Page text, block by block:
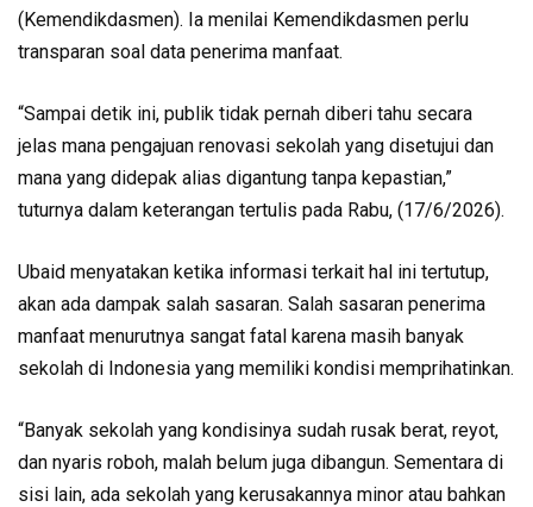
(Kemendikdasmen). Ia menilai Kemendikdasmen perlu
transparan soal data penerima manfaat.
“Sampai detik ini, publik tidak pernah diberi tahu secara
jelas mana pengajuan renovasi sekolah yang disetujui dan
mana yang didepak alias digantung tanpa kepastian,”
tuturnya dalam keterangan tertulis pada Rabu, (17/6/2026).
Ubaid menyatakan ketika informasi terkait hal ini tertutup,
akan ada dampak salah sasaran. Salah sasaran penerima
manfaat menurutnya sangat fatal karena masih banyak
sekolah di Indonesia yang memiliki kondisi memprihatinkan.
“Banyak sekolah yang kondisinya sudah rusak berat, reyot,
dan nyaris roboh, malah belum juga dibangun. Sementara di
sisi lain, ada sekolah yang kerusakannya minor atau bahkan